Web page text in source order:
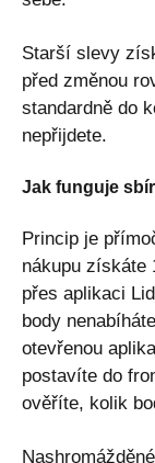
Starší slevy
před změnou
standardně do
nepřijdete.
Jak funguje
Princip je
nákupu získáte
přes aplikaci
body
otevřenou
postavíte do
ověříte, kolik